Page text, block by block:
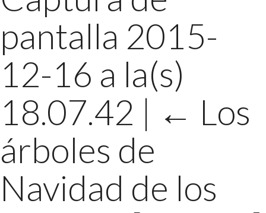
pantalla 2015-
12-16 a la(s)
18.07.42 | ← Los
árboles de
Navidad de los